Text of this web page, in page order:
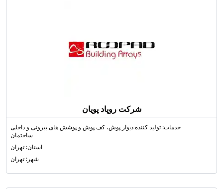
شرکت روپاد پویان
خدمات: تولید کننده دیوار پوش، کف پوش و پوشش های بیرونی و داخلی
ساختمان
استان: تهران
شهر: تهران